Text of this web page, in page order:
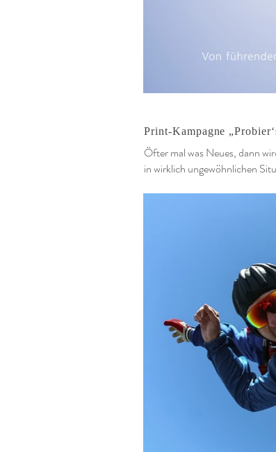
Print-Kampagne
Öfter mal was Neues, dann
in wirklich ungewöhnlichen